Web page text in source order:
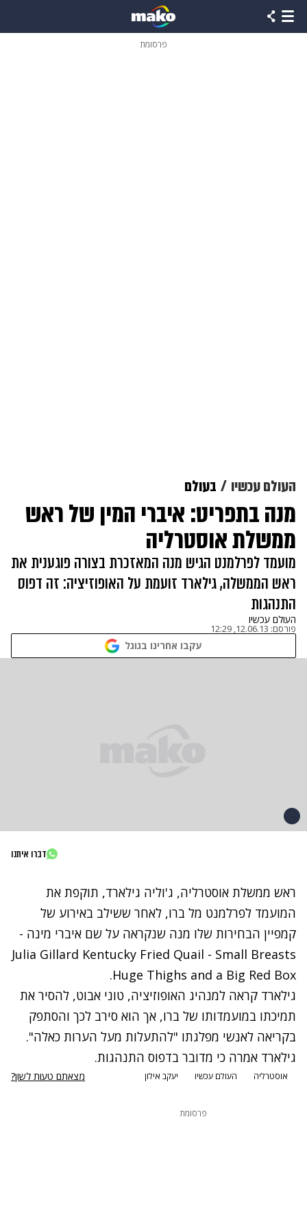
פרסומת
העולם עכשיו בעולם
מנה בתפריט: איברי המין של ראש
ממשלת אוסטרליה
מועמד לפרלמנט הגיש מנה המאזכרת בצורה פוגענית את
ראש הממשלה, גילארד זועמת על האופוזיציה: זה דפוס
התנהגות
העולם עכשיו
פורסם: 12.06.13, 12:29
עקבו אחרינו בגוגל
דברו איתנו
ראש ממשלת אוסטרליה, ג'וליה גילארד, תוקפת את
המועמד לפרלמנט מל ברו, לאחר ששילב באירוע של
קמפיין הבחירות שלו מנה שנקראה על שם איברי מינה -
Julia Gillard Kentucky Fried Quail - Small Breasts
Huge Thighs and a Big Red Box
.
גילארד קראה למנהיג האופוזיציה, טוני אבוט, להסיר את
תמיכתו במועמדותו של ברו, אך הוא סירב לכך והסתפק
בקריאה לאנשי מפלגתו "להתעלות מעל הערות כאלה".
גילארד אמרה כי מדובר בדפוס התנהגות.
אוסטרליה העולם עכשיו יעקב אילון מצאתם טעות לשון?
פרסומת